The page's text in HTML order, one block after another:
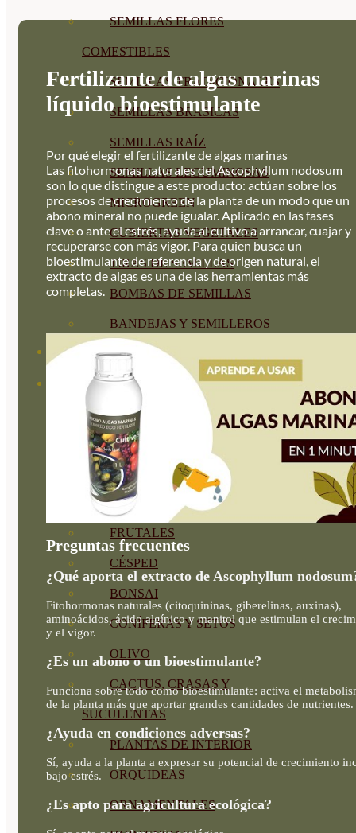
SEMILLAS FLORES
COMESTIBLES
SEMILLAS TRADICIONALES
SEMILLAS BRASICAS
SEMILLAS RAÍZ
SEMILLAS LEGUMINOSAS
MICROGREEN
CUBIERTAS VEGETALES
TIRAS DE SEMILLAS
BOMBAS DE SEMILLAS
BANDEJAS Y SEMILLEROS
PROFESIONALES
ABONOS POR CULTIVO
VER TODOS
TOMATES
HUERTO
CÍTRICOS
FRUTALES
CÉSPED
BONSAI
CONÍFERAS Y SETOS
OLIVO
CACTUS, CRASAS Y
SUCULENTAS
PLANTAS DE INTERIOR
ORQUIDEAS
ORNAMENTALES
Fertilizante de algas marinas
líquido bioestimulante
Por qué elegir el fertilizante de algas marinas
Las fitohormonas naturales del Ascophyllum nodosum
son lo que distingue a este producto: actúan sobre los
procesos de crecimiento de la planta de un modo que un
abono mineral no puede igualar. Aplicado en las fases
clave o ante el estrés, ayuda al cultivo a arrancar, cuajar y
recuperarse con más vigor. Para quien busca un
bioestimulante de referencia y de origen natural, el
extracto de algas es una de las herramientas más
completas.
Preguntas frecuentes
¿Qué aporta el extracto de Ascophyllum
Fitohormonas naturales (citoquininas, giberelinas, auxinas),
aminoácidos, ácido algínico y manitol que estimulan el
y el vigor.
¿Es un abono o un bioestimulante?
Funciona sobre todo como bioestimulante: activa el
de la planta más que aportar grandes cantidades de nutrientes.
¿Ayuda en condiciones adversas?
Sí, ayuda a la planta a expresar su potencial de crecimiento
bajo estrés.
¿Es apto para agricultura ecológica?